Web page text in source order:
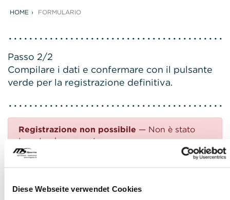
Diese Webseite verwendet Cookies
HOME FORMULARIO
Passo 2/2
Compilare i dati e confermare con il pulsante
verde per la registrazione definitiva.
Registrazione non possibile — Non è stato
trovato alcun evento.
DOMANDE?